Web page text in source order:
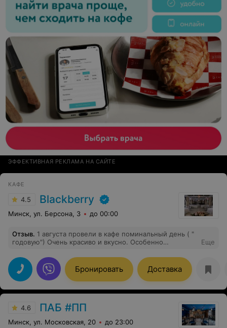
ЭФФЕКТИВНАЯ РЕКЛАМА НА САЙТЕ
КАФЕ
4.5 Blackberry
Минск, ул. Берсона, 3 до 00:00
Отзыв. 1 августа провели в кафе поминальный день ( "
годовую") Очень красиво и вкусно. Особенно
теплое общение и корректный подход
Еще
Бронировать Доставка
4.6 ПАБ #ПП
Минск, ул. Московская, 20 до 23:00